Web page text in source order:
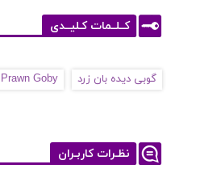
کــلــمات کـلیــدی
گوبی دیده بان زرد Goby
نظـرات کاربـران